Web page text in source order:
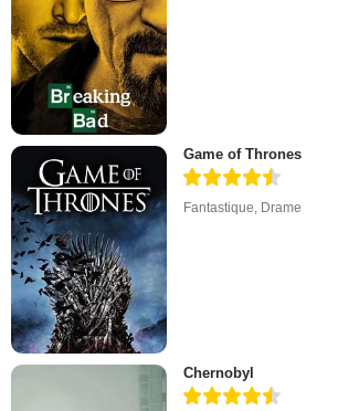
Game of Thrones
Fantastique Drame
Chernobyl